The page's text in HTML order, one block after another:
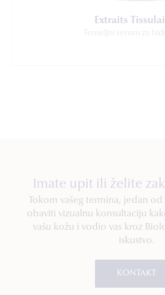
Extraits
Temeljni serum za
Imate upit ili želite
Tokom vašeg termina, jedan od
obaviti vizualnu konsultaciju
vašu kožu i vodio vas kroz
iskustvo.
KONTAKT